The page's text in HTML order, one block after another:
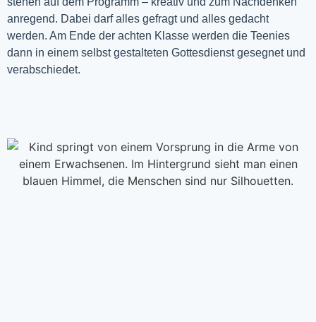
anregend. Dabei darf alles gefragt und alles gedacht
werden. Am Ende der achten Klasse werden die Teenies
dann in einem selbst gestalteten Gottesdienst gesegnet und
verabschiedet.